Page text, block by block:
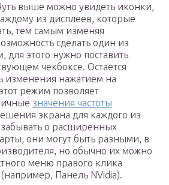
выше можно увидеть иконки,
из дисплеев, которые
тем самым изменяя
сделать один из
для этого нужно поставить
чекбоксе. Остается
изменения нажатием на
режим позволяет
значения частоты
экрана для каждого из
забывать о расширенных
они могут быть разными, в
но обычно их можно
меню правого клика
Панель NVidia).